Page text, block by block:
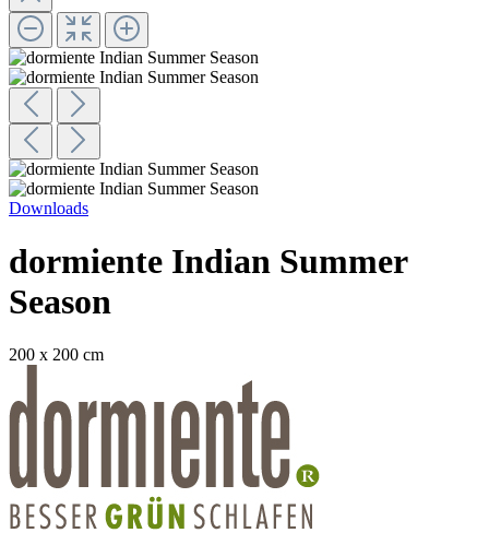
Downloads
dormiente Indian Summer
Season
200 x 200 cm